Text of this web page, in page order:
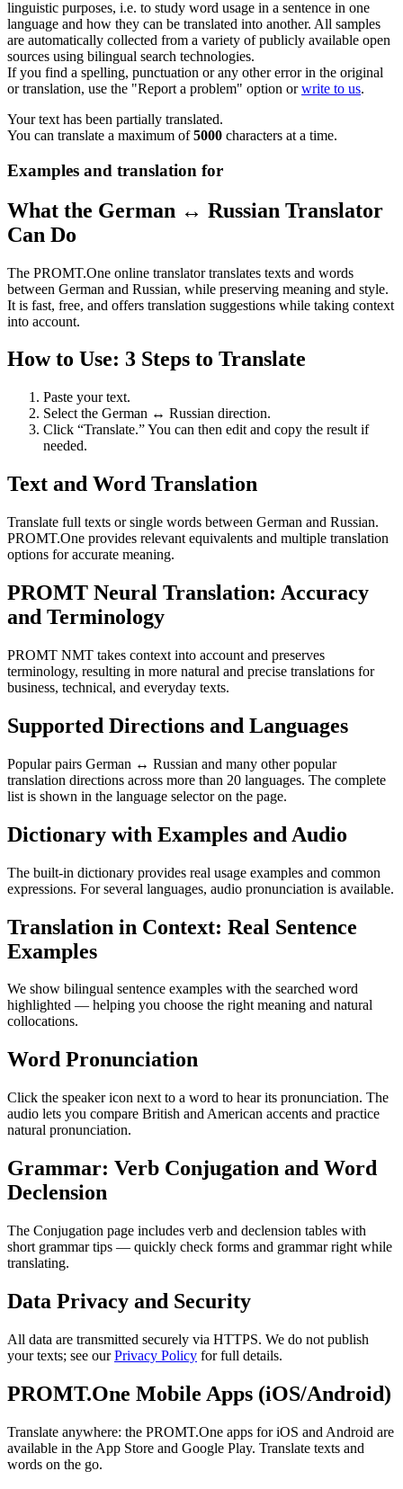
linguistic purposes, i.e. to study word usage in a sentence in one
language and how they can be translated into another. All samples
are automatically collected from a variety of publicly available open
sources using bilingual search technologies.
If you find a spelling, punctuation or any other error in the original
or translation, use the "Report a problem" option orwrite to us.
Your text has been partially translated.
You can translate a maximum of5000 characters at a time.
Examples and translation for
What the German ↔ Russian Translator
Can Do
The PROMT.One online translator translates texts and words
between German and Russian, while preserving meaning and style.
It is fast, free, and offers translation suggestions while taking context
into account.
How to Use: 3 Steps to Translate
Paste your text.
Select the German ↔ Russian direction.
Click “Translate.” You can then edit and copy the result if
needed.
Text and Word Translation
Translate full texts or single words between German and Russian.
PROMT.One provides relevant equivalents and multiple translation
options for accurate meaning.
PROMT Neural Translation: Accuracy
and Terminology
PROMT NMT takes context into account and preserves
terminology, resulting in more natural and precise translations for
business, technical, and everyday texts.
Supported Directions and Languages
Popular pairs German ↔ Russian and many other popular
translation directions across more than 20 languages. The complete
list is shown in the language selector on the page.
Dictionary with Examples and Audio
The built-in dictionary provides real usage examples and common
expressions. For several languages, audio pronunciation is available.
Translation in Context: Real Sentence
Examples
We show bilingual sentence examples with the searched word
highlighted — helping you choose the right meaning and natural
collocations.
Word Pronunciation
Click the speaker icon next to a word to hear its pronunciation. The
audio lets you compare British and American accents and practice
natural pronunciation.
Grammar: Verb Conjugation and Word
Declension
The Conjugation page includes verb and declension tables with
short grammar tips — quickly check forms and grammar right while
translating.
Data Privacy and Security
All data are transmitted securely via HTTPS. We do not publish
your texts; see ourPrivacy Policy for full details.
PROMT.One Mobile Apps (iOS/Android)
Translate anywhere: the PROMT.One apps for iOS and Android are
available in the App Store and Google Play. Translate texts and
words on the go.